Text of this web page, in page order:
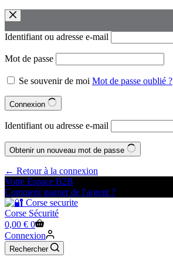
Identifiant ou adresse e-mail
Mot de passe
Se souvenir de moi Mot de passe oublié ?
Connexion
Identifiant ou adresse e-mail
Obtenir un nouveau mot de passe
← Retour à la connexion
Votre Espace B2B
Comment gagner de l'argent ?
Corse Sécurité
Panier
d’achat
0,00 € 0
Connexion
Rechercher